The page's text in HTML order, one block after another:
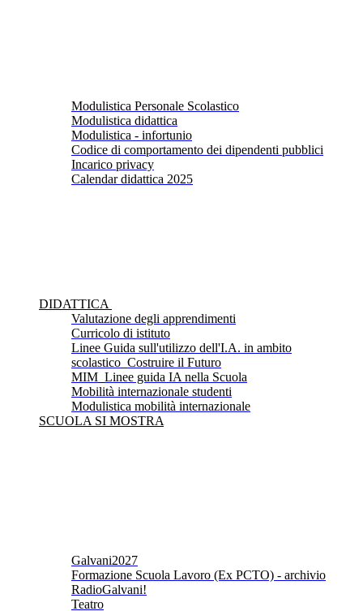
Modulistica Personale Scolastico
Modulistica didattica
Modulistica - infortunio
Codice di comportamento dei dipendenti pubblici
Incarico privacy
Calendar didattica 2025
DIDATTICA
Valutazione degli apprendimenti
Curricolo di istituto
Linee Guida sull'utilizzo dell'I.A. in ambito
scolastico_Costruire il Futuro
MIM_Linee guida IA nella Scuola
Mobilità internazionale studenti
Modulistica mobilità internazionale
SCUOLA SI MOSTRA
Galvani2027
Formazione Scuola Lavoro (Ex PCTO) - archivio
RadioGalvani!
Teatro